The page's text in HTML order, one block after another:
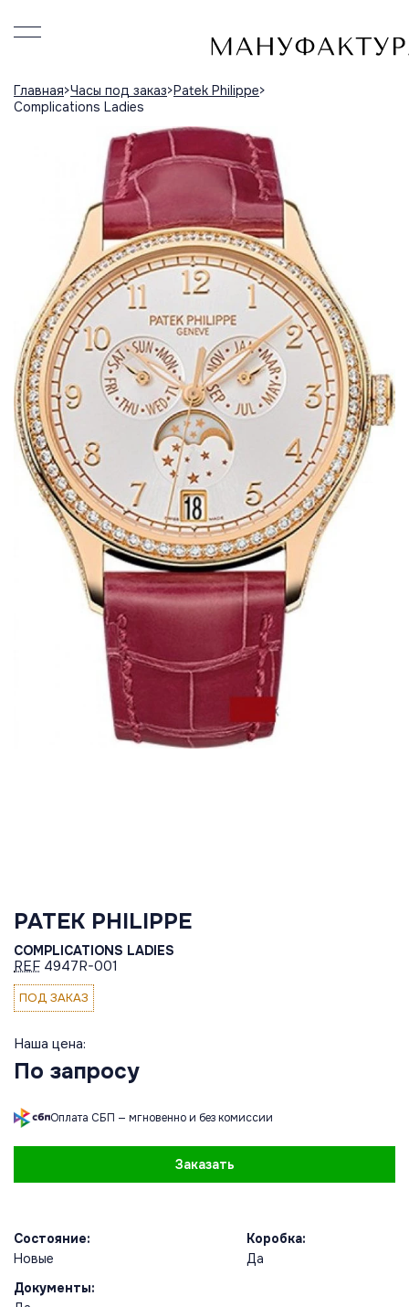
Главная Часы под заказ Patek Philippe
Complications Ladies
PATEK PHILIPPE
COMPLICATIONS LADIES
REF 4947R-001
ПОД ЗАКАЗ
Наша цена:
По запросу
Оплата СБП — мгновенно и без комиссии
Заказать
Состояние:
Новые
Коробка:
Да
Документы: